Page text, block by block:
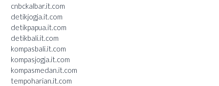
cnbckalbar.it.com
detikjogja.it.com
detikpapua.it.com
detikbali.it.com
kompasbali.it.com
kompasjogja.it.com
kompasmedan.it.com
tempoharian.it.com